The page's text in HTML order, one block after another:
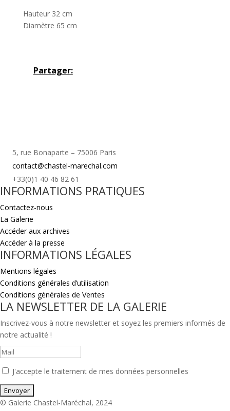
Hauteur 32 cm
Diamètre 65 cm
Partager:
5, rue Bonaparte – 75006 Paris
contact@chastel-marechal.com
+33(0)1 40 46 82 61
INFORMATIONS PRATIQUES
Contactez-nous
La Galerie
Accéder aux archives
Accéder à la presse
INFORMATIONS LÉGALES
Mentions légales
Conditions générales d’utilisation
Conditions générales de Ventes
LA NEWSLETTER DE LA GALERIE
Inscrivez-vous à notre newsletter et soyez les premiers informés de
notre actualité !
J'accepte le traitement de mes données personnelles
© Galerie Chastel-Maréchal, 2024